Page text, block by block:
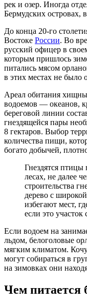
рек и озер. Иногда
Бермудских островах,
До конца 20-го
Востоке России. Во
русский офицер в
которым пришлось
питались мясом
в этих местах не было
Ареал обитания
водоемов — океанов,
береговой линии
гнездящейся пары
8 гектаров. Выбор
количества пищи,
богато добычей,
Гнездятся
лесах, не далее
строительства
дерево с
избегают мест,
если это
Если водоем на
льдом, белоголовые
мягким климатом.
могут собираться в
на зимовках они
Чем питается